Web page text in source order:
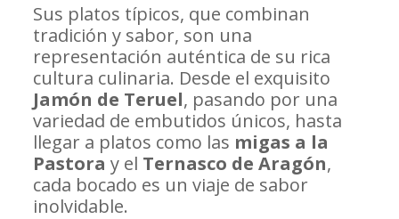
Sus platos típicos, que combinan
tradición y sabor, son una
representación auténtica de su rica
cultura culinaria. Desde el exquisito
Jamón de Teruel, pasando por una
variedad de embutidos únicos, hasta
llegar a platos como las migas a la
Pastora y el Ternasco de Aragón,
cada bocado es un viaje de sabor
inolvidable.